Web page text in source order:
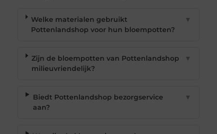
Welke materialen gebruikt
Pottenlandshop voor hun bloempotten?
▼
Zijn de bloempotten van Pottenlandshop
milieuvriendelijk?
▼
Biedt Pottenlandshop bezorgservice
aan?
▼